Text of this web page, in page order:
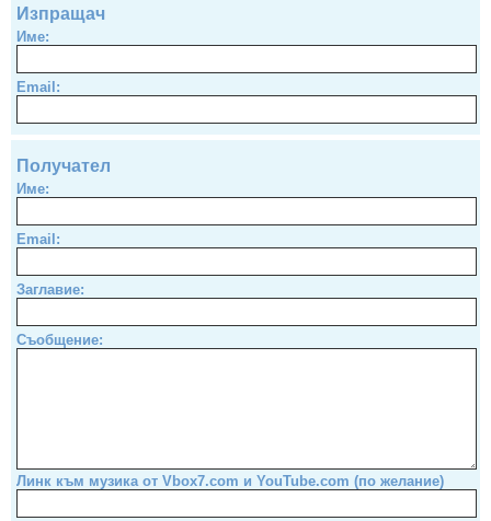
Изпращач
Име:
Email:
Получател
Име:
Email:
Заглавие:
Съобщение:
Линк към музика от Vbox7.com и YouTube.com (по желание)